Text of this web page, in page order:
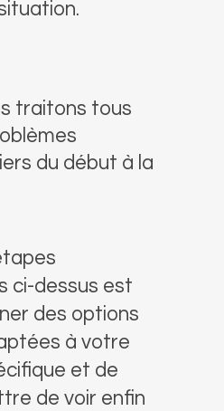
traitons tous
du début à la
ci-dessus est
des options
à votre
et de
de voir enfin